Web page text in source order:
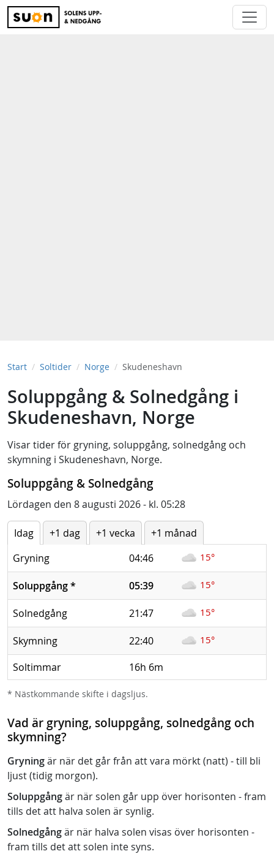
Start Soltider Norge Skudeneshavn
Soluppgång & Solnedgång i
Skudeneshavn, Norge
Visar tider för gryning, soluppgång, solnedgång och
skymning i Skudeneshavn, Norge.
Soluppgång & Solnedgång
Lördagen den 8 augusti 2026 - kl. 05:28
Idag +1 dag +1 vecka
+1 månad
Gryning
04:46 15°
Soluppgång* 05:39 15°
Solnedgång 21:47 15°
Skymning 22:40 15°
Soltimmar 16h 6m
* Nästkommande skifte i dagsljus.
Vad är gryning, soluppgång, solnedgång och
skymning?
Gryningär när det går från att vara mörkt (natt) - till bli
ljust (tidig morgon).
Soluppgångär när solen går upp över horisonten - fram
tills det att halva solen är synlig.
Solnedgångär när halva solen visas över horisonten -
fram tills det att solen inte syns.